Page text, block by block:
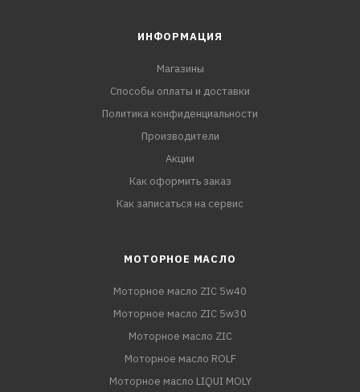
ИНФОРМАЦИЯ
Магазины
Способы оплаты и доставки
Политика конфиденциальности
Производители
Акции
Как оформить заказ
Как записаться на сервис
МОТОРНОЕ МАСЛО
Моторное масло ZIC 5w40
Моторное масло ZIC 5w30
Моторное масло ZIC
Моторное масло ROLF
Моторное масло LIQUI MOLY